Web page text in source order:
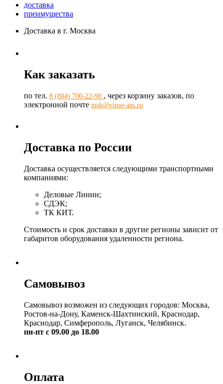
доставка
преимущества
Доставка в г. Москва
Как заказать
по тел. 8 (804) 700-22-90 , через корзину заказов, по
электронной почте msk@vinso-azs.ru
Доставка по России
Доставка осуществляется следующими транспортными
компаниями:
Деловые Линии;
СДЭК;
ТК КИТ.
Стоимость и срок доставки в другие регионы зависит от
габаритов оборудования удаленности региона.
Самовывоз
Самовывоз возможен из следующих городов: Москва,
Ростов-на-Дону, Каменск-Шахтинский, Краснодар,
Краснодар, Симферополь, Луганск, Челябинск.
пн-пт с 09.00 до 18.00
Оплата